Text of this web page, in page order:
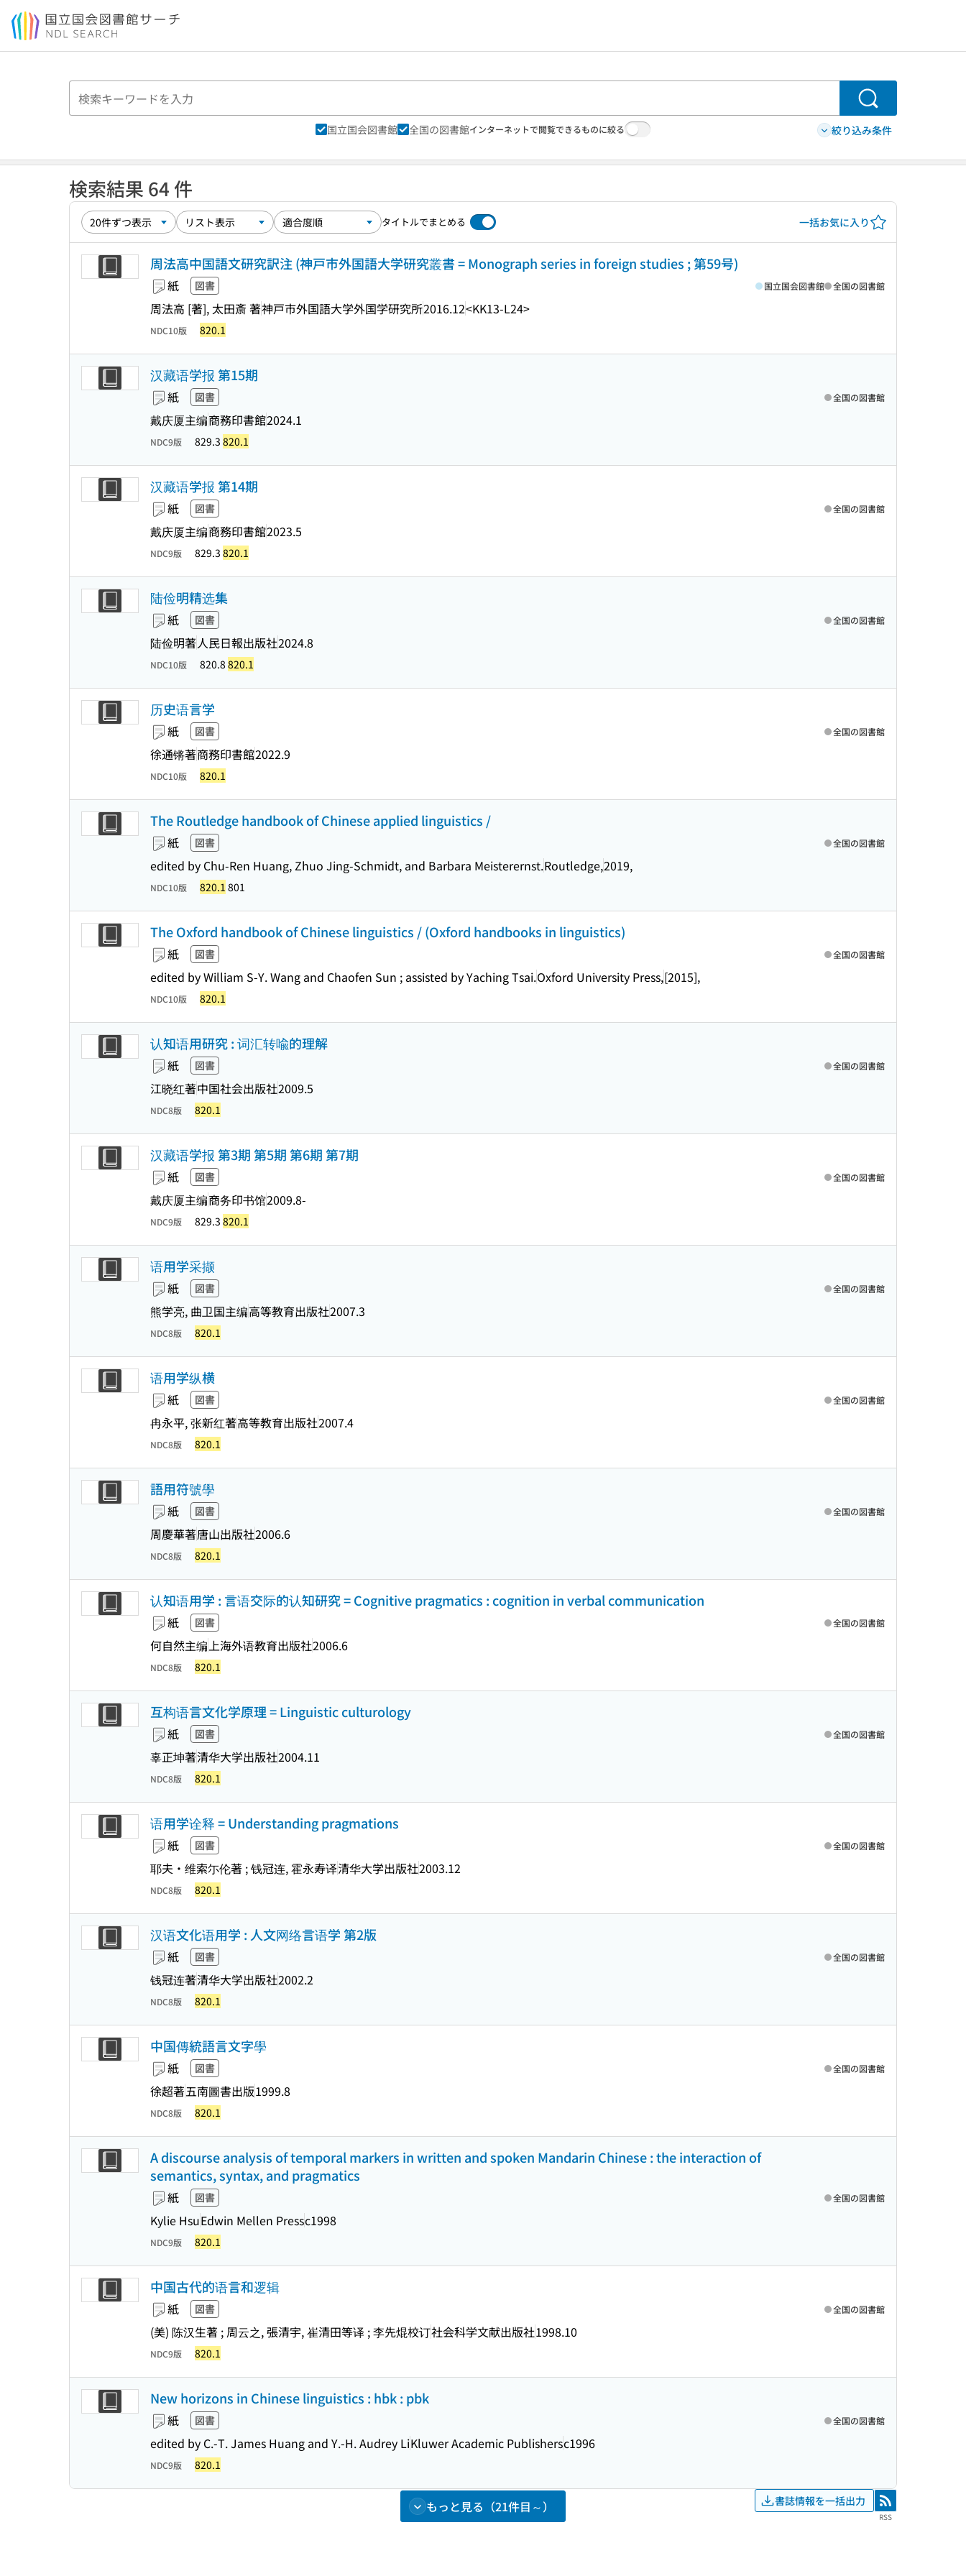
本文へ移動
検索
国立国会図書館 全国の図書館インターネットで閲覧できるものに絞る 絞り込み条件
検索結果 64 件
タイトルでまとめる 一括お気に入り
周法高中国語文研究訳注 (神戸市外国語大学研究叢書 = Monograph series in foreign studies ; 第59号)
紙 図書
周法高 [著], 太田斎 著神戸市外国語大学外国学研究所2016.12<KK13-L24>
国立国会図書館 全国の図書館
NDC10版 820.1
汉藏语学报 第15期
紙 図書
戴庆厦主编商務印書館2024.1
全国の図書館
NDC9版 829.3 820.1
汉藏语学报 第14期
紙 図書
戴庆厦主编商務印書館2023.5
全国の図書館
NDC9版 829.3 820.1
陆俭明精选集
紙 図書
陆俭明著人民日報出版社2024.8
全国の図書館
NDC10版 820.8 820.1
历史语言学
紙 図書
徐通锵著商務印書館2022.9
全国の図書館
NDC10版 820.1
The Routledge handbook of Chinese applied linguistics /
紙 図書
edited by Chu-Ren Huang, Zhuo Jing-Schmidt, and Barbara Meisterernst.Routledge,2019,
全国の図書館
NDC10版 820.1 801
The Oxford handbook of Chinese linguistics / (Oxford handbooks in linguistics)
紙 図書
edited by William S-Y. Wang and Chaofen Sun ; assisted by Yaching Tsai.Oxford University Press,[2015],
全国の図書館
NDC10版 820.1
认知语用研究 : 词汇转喩的理解
紙 図書
江晓红著中国社会出版社2009.5
全国の図書館
NDC8版 820.1
汉藏语学报 第3期 第5期 第6期 第7期
紙 図書
戴庆厦主编商务印书馆2009.8-
全国の図書館
NDC9版 829.3 820.1
语用学采撷
紙 図書
熊学亮, 曲卫国主编高等教育出版社2007.3
全国の図書館
NDC8版 820.1
语用学纵横
紙 図書
冉永平, 张新红著高等教育出版社2007.4
全国の図書館
NDC8版 820.1
語用符號學
紙 図書
周慶華著唐山出版社2006.6
全国の図書館
NDC8版 820.1
认知语用学 : 言语交际的认知研究 = Cognitive pragmatics : cognition in verbal communication
紙 図書
何自然主编 上海外语教育出版社2006.6
全国の図書館
NDC8版 820.1
互构语言文化学原理 = Linguistic culturology
紙 図書
辜正坤著清华大学出版社2004.11
全国の図書館
NDC8版 820.1
语用学诠释 = Understanding pragmations
紙 図書
耶夫・维索尓伦著 ; 钱冠连, 霍永寿译清华大学出版社2003.12
全国の図書館
NDC8版 820.1
汉语文化语用学 : 人文网络言语学 第2版
紙 図書
钱冠连著清华大学出版社2002.2
全国の図書館
NDC8版 820.1
中国傳統語言文字學
紙 図書
徐超著五南圖書出版1999.8
全国の図書館
NDC8版 820.1
A discourse analysis of temporal markers in written and spoken Mandarin Chinese : the interaction of
semantics, syntax, and pragmatics
紙 図書
Kylie HsuEdwin Mellen Pressc1998
全国の図書館
NDC9版 820.1
中国古代的语言和逻辑
紙 図書
(美) 陈汉生著 ; 周云之, 張清宇, 崔清田等译 ; 李先焜校订社会科学文献出版社1998.10
全国の図書館
NDC9版 820.1
New horizons in Chinese linguistics : hbk : pbk
紙 図書
edited by C.-T. James Huang and Y.-H. Audrey LiKluwer Academic Publishersc1996
全国の図書館
NDC9版 820.1
もっと見る（21件目～） 書誌情報を一括出力 RSS
RSS